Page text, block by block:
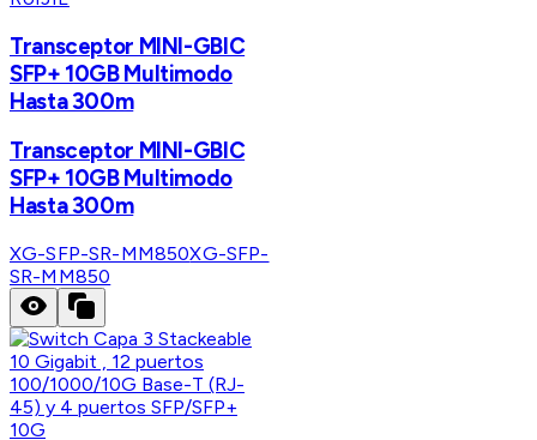
Transceptor MINI-GBIC
SFP+ 10GB Multimodo
Hasta 300m
Transceptor MINI-GBIC
SFP+ 10GB Multimodo
Hasta 300m
XG-SFP-SR-MM850XG-SFP-
SR-MM850